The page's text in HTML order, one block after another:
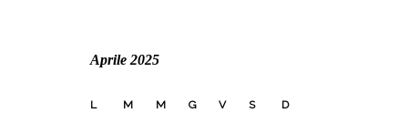
Aprile 2025
L M M G V S D